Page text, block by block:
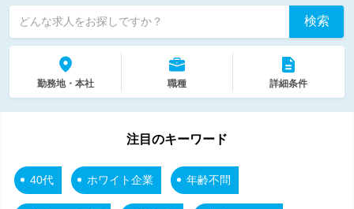
どんな求人をお探しですか？ 検索
勤務地・本社 職種 詳細条件
注目のキーワード
40代 ホワイト企業 年齢不問